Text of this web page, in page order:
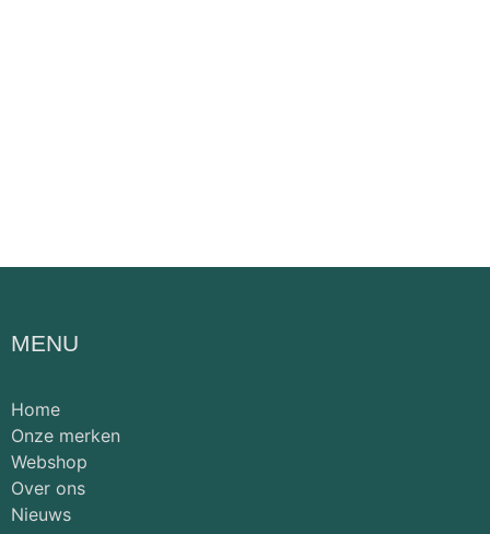
MENU
Home
Onze merken
Webshop
Over ons
Nieuws